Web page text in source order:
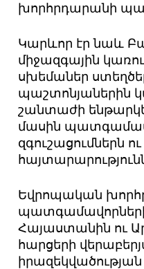
խորհրդարանի
Կարևոր էր նաև
միջազգային
սխեմաներ
պաշտոնյաներին
շանտաժի
մասին
զգուշացումներն ու
Եվրոպական
Հայաստանին ու
հարցերի